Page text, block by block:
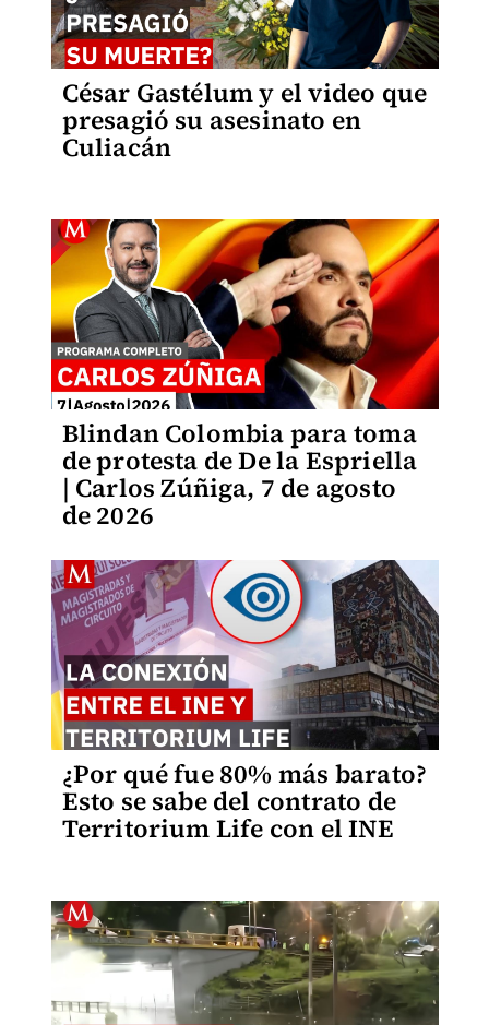
César Gastélum y el video que
presagió su asesinato en
Culiacán
Blindan Colombia para toma
de protesta de De la Espriella
| Carlos Zúñiga, 7 de agosto
de 2026
¿Por qué fue 80% más barato?
Esto se sabe del contrato de
Territorium Life con el INE